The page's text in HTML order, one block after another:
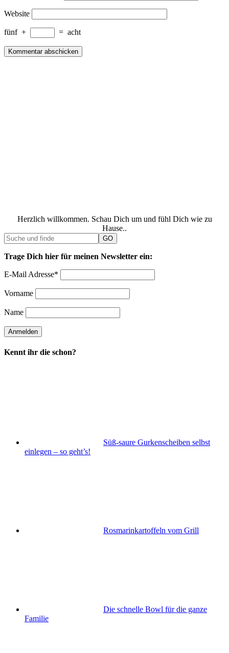
Website
fünf + = acht
Herzlich willkommen. Schau Dich um und fühl Dich wie zu
Hause..
Trage Dich hier für meinen Newsletter ein:
E-Mail Adresse*
Vorname
Name
Kennt ihr die schon?
Süß-saure Gurkenscheiben selbst
einlegen – so geht’s!
Rosmarinkartoffeln vom Grill
Die schnelle Bowl für die ganze
Familie